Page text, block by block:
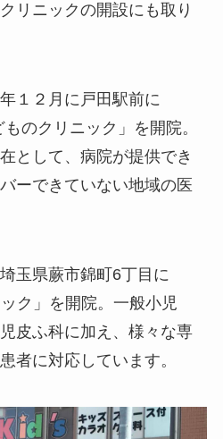
リニックの開設にも取り
１２月に戸田駅前に
のクリニック」を開院。
として、病院が提供でき
ーできていない地域の医
玉県蕨市錦町6丁目に
ク」を開院。一般小児
皮ふ科に加え、様々な専
者に対応しています。